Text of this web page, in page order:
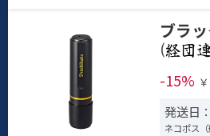
ブラ
(
-15% ￥
発送日
ネコポス（